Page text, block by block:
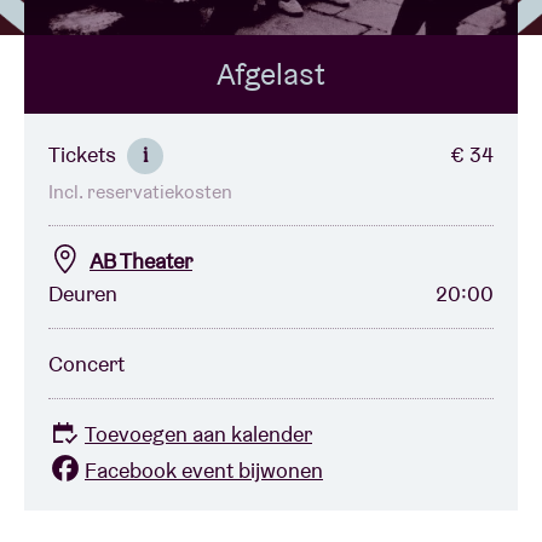
BRDCST
ABtv
Concertcheque
Over AB
Contact
Afgelast
Tickets i € 34
Incl. reservatiekosten
AB Theater
Deuren
20:00
Concert
Toevoegen aan kalender
Facebook event bijwonen